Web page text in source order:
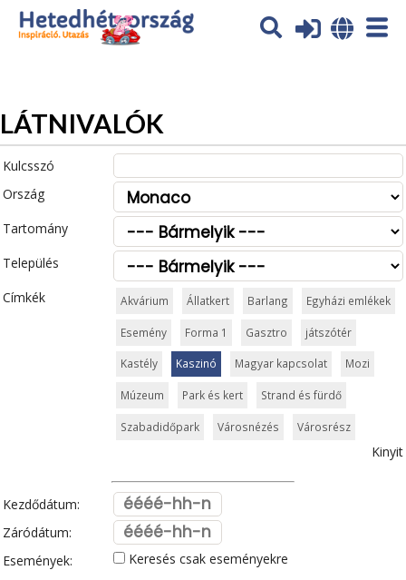
Az oldal sütiket (cookies) használ. További tájékoztatás itt:
Adatvédelmi tájékoztató
LÁTNIVALÓK
Kulcsszó
Ország
Tartomány
Település
Címkék
Akvárium Állatkert Barlang Egyházi emlékek
Esemény Forma 1 Gasztro játszótér
Kastély Kaszinó Magyar kapcsolat Mozi
Múzeum Park és kert Strand és fürdő
Szabadidőpark Városnézés Városrész
Kinyit
Kezdődátum:
Záródátum:
Események:
Keresés csak eseményekre